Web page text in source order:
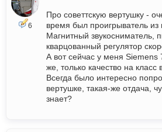
6
Про советтскую вертушку -
время был проигрыватель из
Магнитный звукосниматель,
кварцованный регулятор
А вот сейчас у меня Siemens
же, только качество на класс
Всегда было интересно
вертушке, такая-же отдача,
знает?